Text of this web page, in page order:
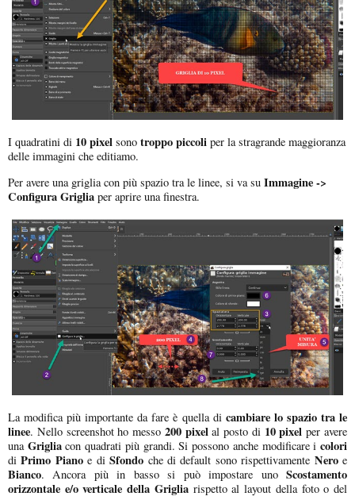
I quadratini di 10 pixel sono troppo piccoli per la stragrande maggioranza
delle immagini che editiamo.
Per avere una griglia con più spazio tra le linee, si va su Immagine ->
Configura Griglia per aprire una finestra.
La modifica più importante da fare è quella dicambiare lo spazio tra le
linee. Nello screenshot ho messo 200 pixelal posto di10 pixel per avere
unaGrigliacon quadrati più grandi. Si possono anche modificare i colori
diPrimo Pianoe diSfondo che di default sono rispettivamente Neroe
Bianco. Ancora più in basso si può impostare uno Scostamento
orizzontale e/o verticale della Griglia rispetto al layout della foto o del